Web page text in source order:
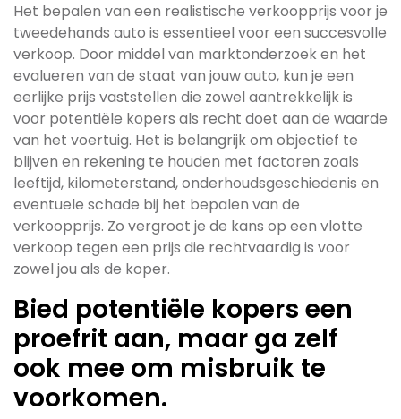
Het bepalen van een realistische verkoopprijs voor je
tweedehands auto is essentieel voor een succesvolle
verkoop. Door middel van marktonderzoek en het
evalueren van de staat van jouw auto, kun je een
eerlijke prijs vaststellen die zowel aantrekkelijk is
voor potentiële kopers als recht doet aan de waarde
van het voertuig. Het is belangrijk om objectief te
blijven en rekening te houden met factoren zoals
leeftijd, kilometerstand, onderhoudsgeschiedenis en
eventuele schade bij het bepalen van de
verkoopprijs. Zo vergroot je de kans op een vlotte
verkoop tegen een prijs die rechtvaardig is voor
zowel jou als de koper.
Bied potentiële kopers een
proefrit aan, maar ga zelf
ook mee om misbruik te
voorkomen.